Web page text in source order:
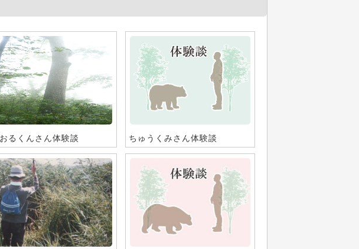
るくんさん体験談 ちゅうくみさん体験談